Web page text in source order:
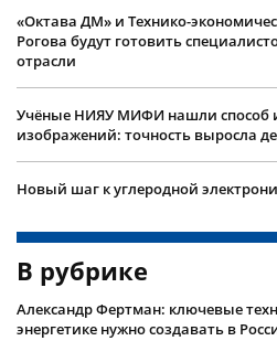
«Октава ДМ» и Технико-
Рогова будут готовить
отрасли
Учëные НИЯУ МИФИ нашли способ
изображений: точность выросла
Новый шаг к углеродной
В рубрике
Александр Фертман: ключевые
энергетике нужно создавать в